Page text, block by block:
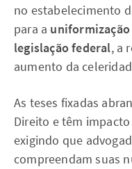
no estabelecimento
para a
legislação federal, a
aumento da
As teses fixadas
Direito e têm
exigindo que
compreendam suas